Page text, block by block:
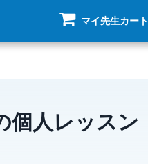
マイ先生カート
個人レッスン